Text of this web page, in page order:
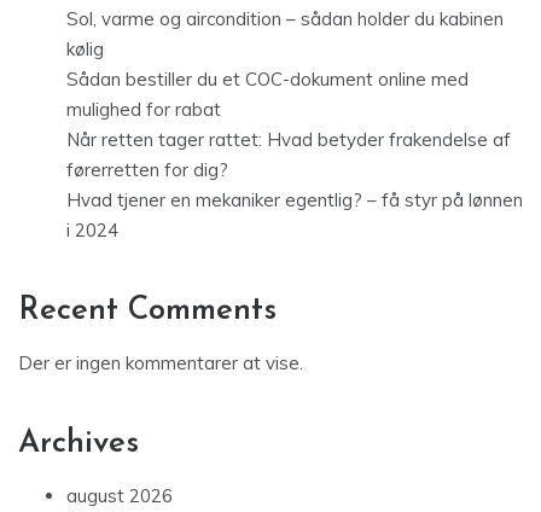
Sol, varme og aircondition – sådan holder du kabinen
kølig
Sådan bestiller du et COC-dokument online med
mulighed for rabat
Når retten tager rattet: Hvad betyder frakendelse af
førerretten for dig?
Hvad tjener en mekaniker egentlig? – få styr på lønnen
i 2024
Recent Comments
Der er ingen kommentarer at vise.
Archives
august 2026